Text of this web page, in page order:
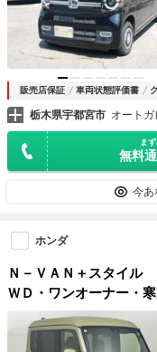
販売店保証 車両状態評価書
栃木県宇都宮市 オート
ま
無料
今あ
ホンダ
Ｎ－ＶＡＮ＋スタイ
ＷＤ・ワンオーナー・
Ｄ／ＤＶＤ／ｉＰｏｄ
カメラ・アダプティブ